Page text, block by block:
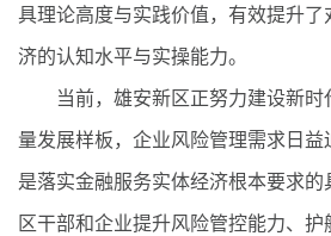
具理论高度与实践价值，有效提升
济的认知水平与实操能力。
当前，雄安新区正努力建设新
量发展样板，企业风险管理需求日
是落实金融服务实体经济根本要求
区干部和企业提升风险管控能力、